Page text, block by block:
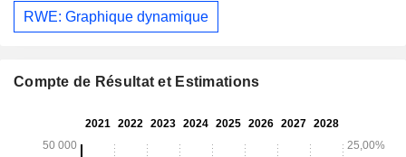
RWE: Graphique dynamique
Compte de Résultat et Estimations